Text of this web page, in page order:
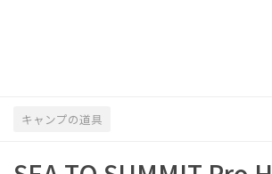
キャンプの道具